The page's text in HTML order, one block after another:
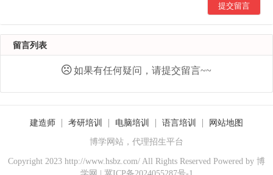
提交留言
留言列表
如果有任何疑问，请提交留言~~
建造师 考研培训 电脑培训 语言培训 网站地图
博学网站，代理招生平台
Copyright 2023 http://www.hsbz.com/ All Rights Reserved Powered by 博